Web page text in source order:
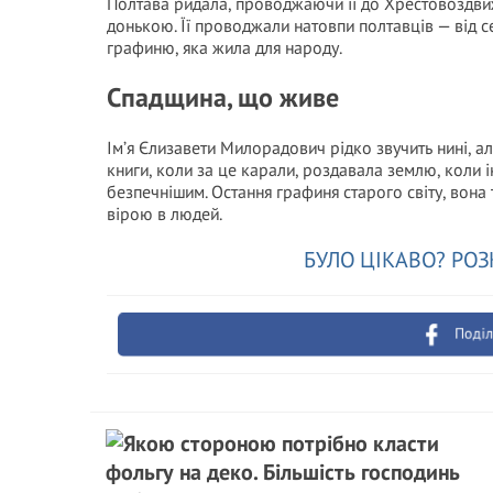
донькою. Її проводжали натовпи полтавців — від
графиню, яка жила для народу.
Спадщина, що живе
Ім’я Єлизавети Милорадович рідко звучить нині,
книги, коли за це карали, роздавала землю, коли
безпечнішим. Остання графиня старого світу,
вірою в людей.
БУЛО ЦІКАВО?